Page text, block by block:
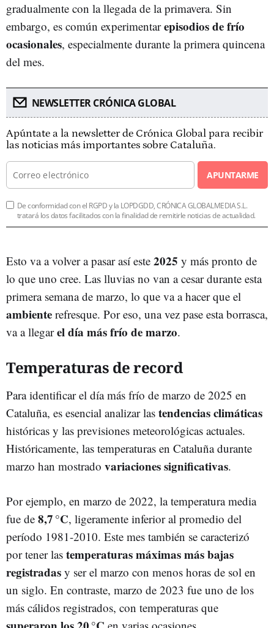
gradualmente con la llegada de la primavera. Sin
embargo, es común experimentarepisodios de frío
ocasionales, especialmente durante la primera quincena
del mes.
NEWSLETTER CRÓNICA GLOBAL
Apúntate a la newsletter de Crónica Global para recibir
las noticias más importantes sobre Cataluña.
APUNTARME
De conformidad con el RGPD y la LOPDGDD, CRÓNICA GLOBALMEDIA S.L.
tratará los datos facilitados con la finalidad de remitirle noticias de actualidad.
Esto va a volver a pasar así este 2025 y más pronto de
lo que uno cree. Las lluvias no van a cesar durante esta
primera semana de marzo, lo que va a hacer que el
ambiente refresque. Por eso, una vez pase esta borrasca,
va a llegarel día más frío de marzo.
Temperaturas de record
Para identificar el día más frío de marzo de 2025 en
Cataluña, es esencial analizar las tendencias climáticas
históricas y las previsiones meteorológicas actuales.​
Históricamente, las temperaturas en Cataluña durante
marzo han mostrado variaciones significativas.
Por ejemplo, en marzo de 2022, la temperatura media
fue de 8,7 °C, ligeramente inferior al promedio del
período 1981-2010. Este mes también se caracterizó
por tener las temperaturas máximas más bajas
registradas y ser el marzo con menos horas de sol en
un siglo. En contraste, marzo de 2023 fue uno de los
más cálidos registrados, con temperaturas que